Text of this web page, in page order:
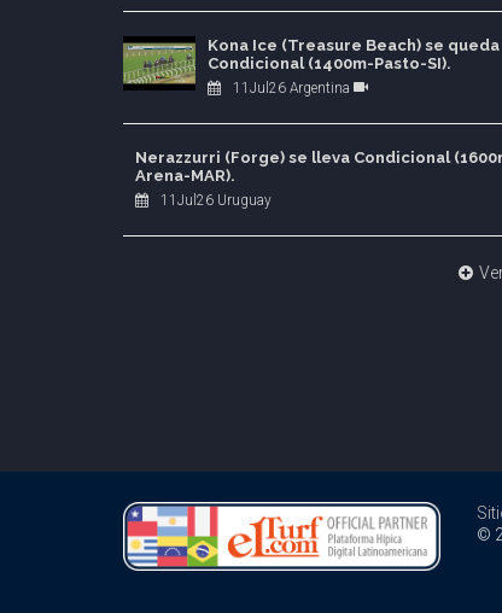
Kona Ice (Treasure Beach) se queda
Condicional (1400m-Pasto-SI).
11Jul26 Argentina
Nerazzurri (Forge) se lleva Condicional
Arena-MAR).
11Jul26 Uruguay
©